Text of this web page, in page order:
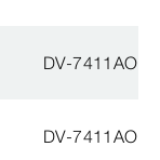
DV-
DV-